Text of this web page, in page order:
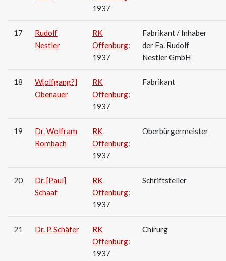
1937
17
Rudolf
Nestler
RK
Offenburg:
1937
Fabrikant / Inhaber
der Fa. Rudolf
Nestler GmbH
18
W[olfgang?]
Obenauer
RK
Offenburg:
1937
Fabrikant
19
Dr. Wolfram
Rombach
RK
Offenburg:
1937
Oberbürgermeister
20
Dr. [Paul]
Schaaf
RK
Offenburg:
1937
Schriftsteller
21 Dr. P. Schäfer
RK
Offenburg:
1937
Chirurg